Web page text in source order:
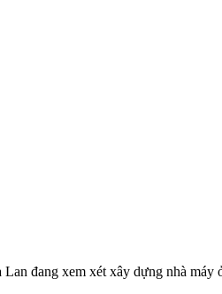
đang xem xét xây dựng nhà